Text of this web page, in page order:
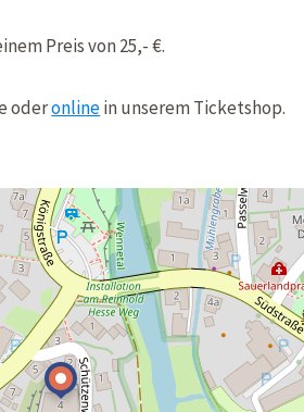
Preis von 25,- €.
oderonlinein unserem Ticketshop.